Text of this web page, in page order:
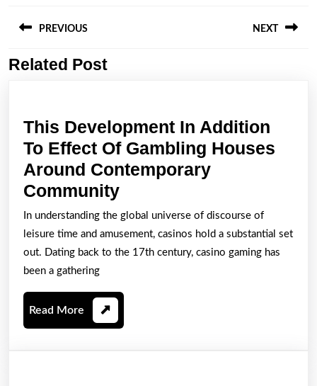
navigation
PREVIOUS
Previous
NEXT
Related Post
This Development In Addition
To Effect Of Gambling Houses
Around Contemporary
CommunityThis
Development
In
Addition
Effect
In understanding the global universe of discourse of
leisure time and amusement, casinos hold a substantial set
out. Dating back to the 17th century, casino gaming has
been a gathering
Read More Read
More